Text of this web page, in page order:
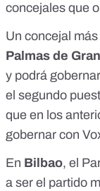
concejales que
Un concejal
Palmas de
y podrá
el segundo
que en los
gobernar con
En Bilbao, el
a ser el partido